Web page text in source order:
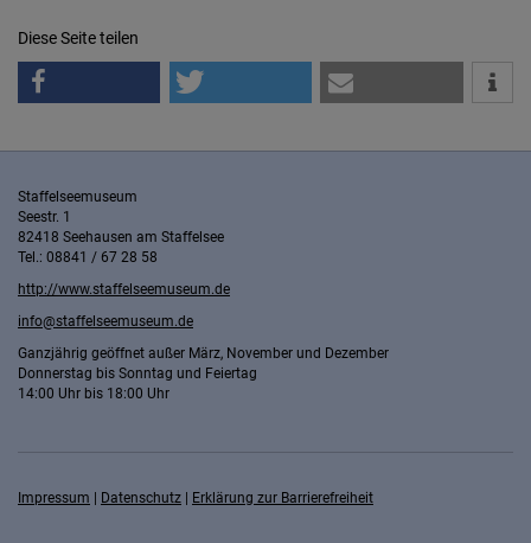
Diese Seite teilen
Staffelseemuseum
Seestr. 1
82418 Seehausen am Staffelsee
Tel.: 08841 / 67 28 58
http://www.staffelseemuseum.de
info@staffelseemuseum.de
Ganzjährig geöffnet außer März, November und Dezember
Donnerstag bis Sonntag und Feiertag
14:00 Uhr bis 18:00 Uhr
Impressum Datenschutz Erklärung zur Barrierefreiheit